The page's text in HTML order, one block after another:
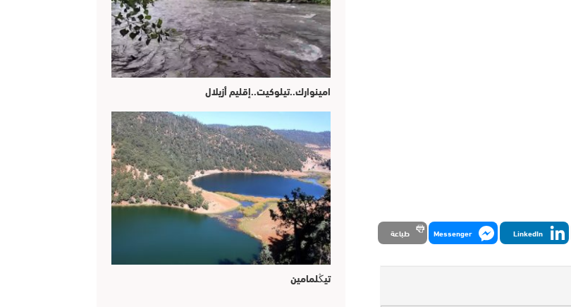
LinkedIn
Messenger طباعة
امينوارك..تيلوكيت..إقليم أزيلال
تيڭلمامين